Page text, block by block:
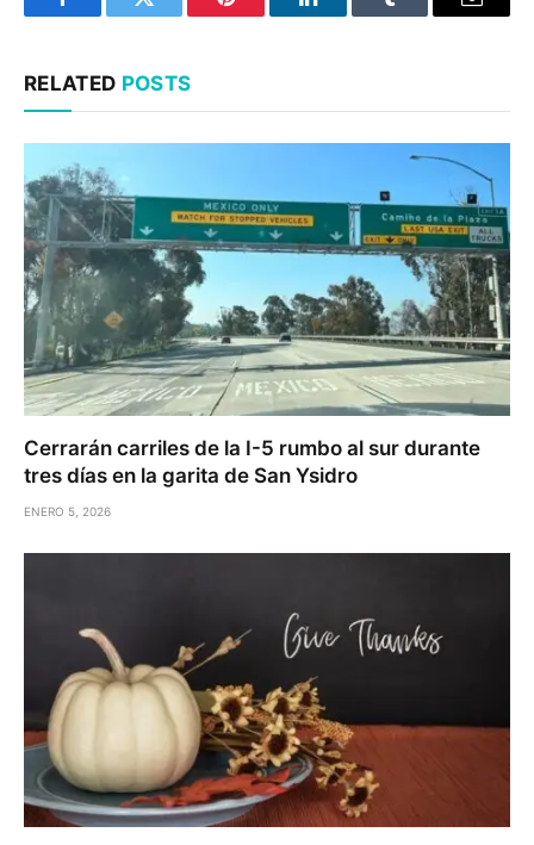
FacebookTwitter Pinterest LinkedInTumblr Email
RELATED POSTS
Cerrarán carriles de la I-5 rumbo al sur durante
tres días en la garita de San Ysidro
ENERO 5, 2026